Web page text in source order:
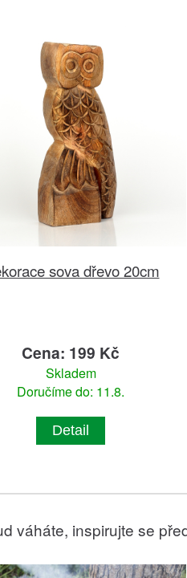
sova dřevo 20cm
Cena: 199 Kč
Skladem
Doručíme do: 11.8.
Detail
váháte, inspirujte se